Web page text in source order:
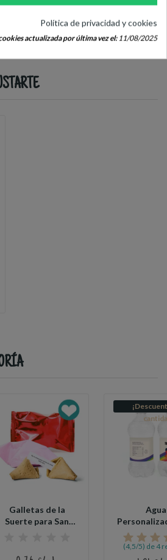
Galletas de la
Suerte para San
Agua
el Día del
(4,5/5) de 4
Política de privacidad y cookies
actualizada por última vez el:11/08/2025